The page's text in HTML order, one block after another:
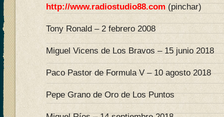
http://www.radiostudio88.com(pinchar)
Tony Ronald – 2 febrero 2008
Miguel Vicens de Los Bravos – 15 junio 2018
Paco Pastor de Formula V – 10 agosto 2018
Pepe Grano de Oro de Los Puntos